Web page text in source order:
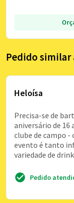
Pedido similar
Heloísa
Precisa-se de
aniversário de 16
clube de campo -
evento é tanto
variedade de
Pedido